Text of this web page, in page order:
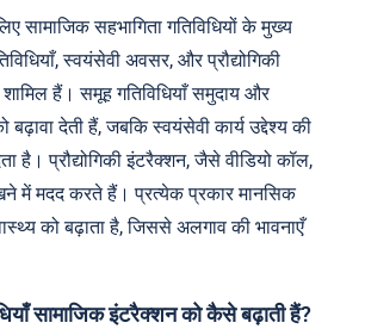
सामाजिक सहभागिता गतिविधियों के मुख्य
स्वयंसेवी अवसर, और प्रौद्योगिकी
हैं। समूह गतिविधियाँ समुदाय और
बढ़ावा देती हैं, जबकि स्वयंसेवी कार्य उद्देश्य की
है। प्रौद्योगिकी इंटरैक्शन, जैसे वीडियो कॉल,
में मदद करते हैं। प्रत्येक प्रकार मानसिक
को बढ़ाता है, जिससे अलगाव की भावनाएँ
सामाजिक इंटरैक्शन को कैसे बढ़ाती हैं?